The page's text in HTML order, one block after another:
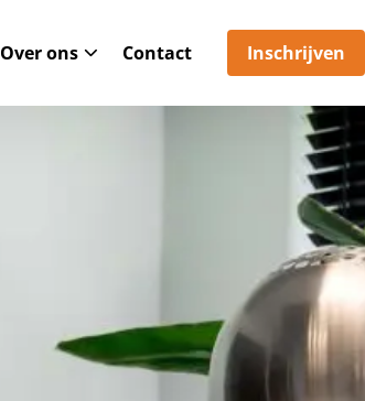
Over ons Contact Inschrijven